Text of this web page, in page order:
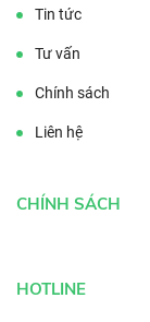
Tin tức
Tư vấn
Chính sách
Liên hệ
CHÍNH SÁCH
HOTLINE